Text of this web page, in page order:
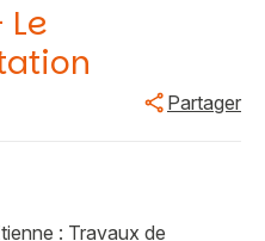
Partager
: Travaux de